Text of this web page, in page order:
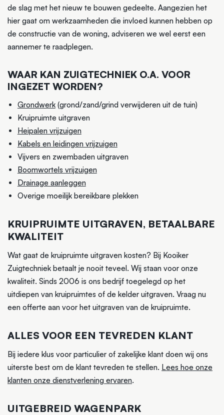
de slag met het nieuw te bouwen gedeelte. Aangezien het
hier gaat om werkzaamheden die invloed kunnen hebben op
de constructie van de woning, adviseren we wel eerst een
aannemer te raadplegen.
WAAR KAN ZUIGTECHNIEK O.A. VOOR
INGEZET WORDEN?
Grondwerk(grond/zand/grind verwijderen uit de tuin)
Kruipruimte uitgraven
Heipalen vrijzuigen
Kabels en leidingen vrijzuigen
Vijvers en zwembaden uitgraven
Boomwortels vrijzuigen
Drainage aanleggen
Overige moeilijk bereikbare plekken
KRUIPRUIMTE UITGRAVEN, BETAALBARE
KWALITEIT
Wat gaat de kruipruimte uitgraven kosten? Bij Kooiker
Zuigtechniek betaalt je nooit teveel. Wij staan voor onze
kwaliteit. Sinds 2006 is ons bedrijf toegelegd op het
uitdiepen van kruipruimtes of de kelder uitgraven. Vraag nu
een offerte aan voor het uitgraven van de kruipruimte.
ALLES VOOR EEN TEVREDEN KLANT
Bij iedere klus voor particulier of zakelijke klant doen wij ons
uiterste best om de klant tevreden te stellen. Lees hoe onze
klanten onze dienstverlening ervaren.
UITGEBREID WAGENPARK